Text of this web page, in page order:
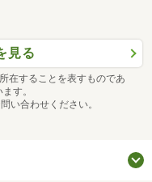
見る
在することを表すものであ
す。
い合わせください。